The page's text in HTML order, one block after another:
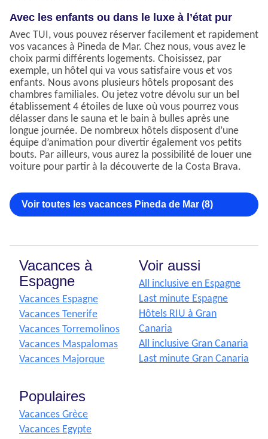
Avec les enfants ou dans le luxe à l’état pur
Avec TUI, vous pouvez réserver facilement et rapidement
vos vacances à Pineda de Mar. Chez nous, vous avez le
choix parmi différents logements. Choisissez, par
exemple, un hôtel qui va vous satisfaire vous et vos
enfants. Nous avons plusieurs hôtels proposant des
chambres familiales. Ou jetez votre dévolu sur un bel
établissement 4 étoiles de luxe où vous pourrez vous
délasser dans le sauna et le bain à bulles après une
longue journée. De nombreux hôtels disposent d’une
équipe d’animation pour divertir également vos petits
bouts. Par ailleurs, vous aurez la possibilité de louer une
voiture pour partir à la découverte de la Costa Brava.
Voir toutes les vacances Pineda de Mar (8)
Vacances à
Espagne
Vacances Espagne
Vacances Tenerife
Vacances Torremolinos
Vacances Maspalomas
Vacances Majorque
Voir aussi
All inclusive en Espagne
Last minute Espagne
Hôtels RIU à Gran
Canaria
All inclusive Gran Canaria
Last minute Gran Canaria
Populaires
Vacances Grèce
Vacances Egypte